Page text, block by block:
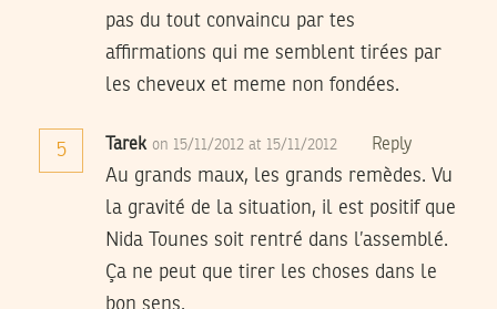
pas du tout convaincu par tes
affirmations qui me semblent tirées par
les cheveux et meme non fondées.
5 Tarek on 15/11/2012 at 15/11/2012 Reply
Au grands maux, les grands remèdes. Vu
la gravité de la situation, il est positif que
Nida Tounes soit rentré dans l’assemblé.
Ça ne peut que tirer les choses dans le
bon sens.